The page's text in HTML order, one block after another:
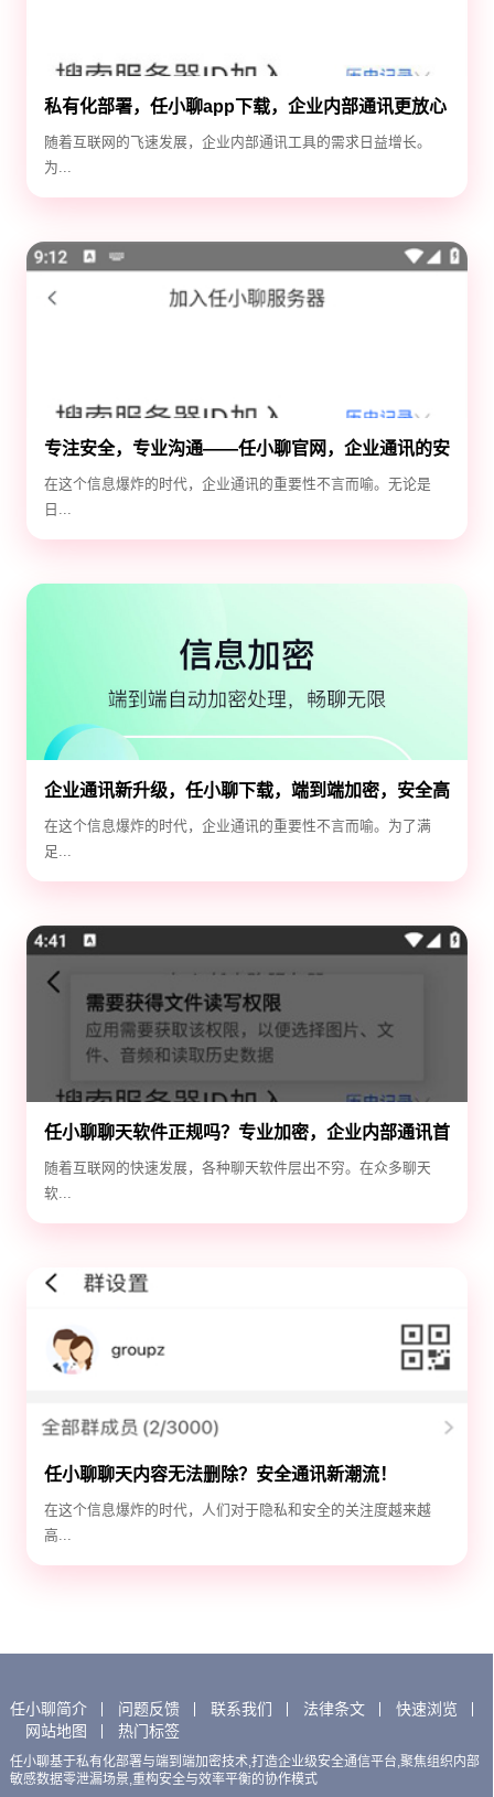
私有化部署，任小聊app下载，企业内部通讯更放心
随着互联网的飞速发展，企业内部通讯工具的需求日益增长。
为...
专注安全，专业沟通——任小聊官网，企业通讯的安
全守护神
在这个信息爆炸的时代，企业通讯的重要性不言而喻。无论是
日...
企业通讯新升级，任小聊下载，端到端加密，安全高
效！
在这个信息爆炸的时代，企业通讯的重要性不言而喻。为了满
足...
任小聊聊天软件正规吗？专业加密，企业内部通讯首
选！
随着互联网的快速发展，各种聊天软件层出不穷。在众多聊天
软...
任小聊聊天内容无法删除？安全通讯新潮流！
在这个信息爆炸的时代，人们对于隐私和安全的关注度越来越
高...
任小聊简介 问题反馈 联系我们 法律条文
快速浏览
网站地图
热门标签
任小聊基于私有化部署与端到端加密技术,打造企业级安全通信平台,聚焦组织内部
敏感数据零泄漏场景,重构安全与效率平衡的协作模式